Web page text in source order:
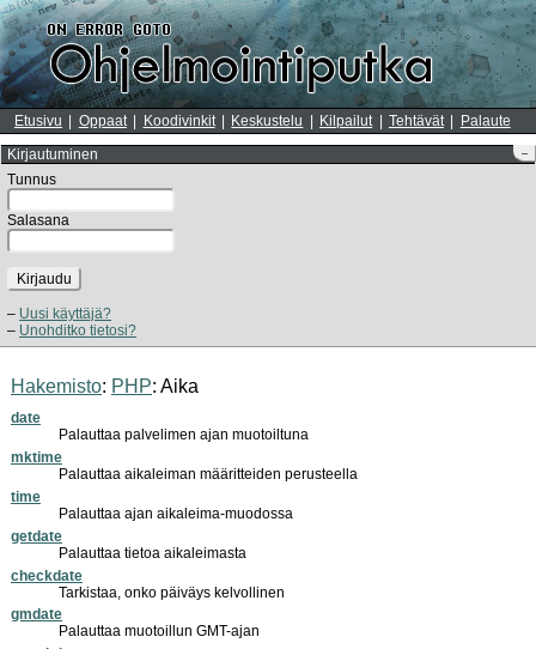
Etusivu Oppaat Koodivinkit Keskustelu Kilpailut Tehtävät Palaute
–
Kirjautuminen
Tunnus
Salasana
Kirjaudu
Uusi käyttäjä?
Unohditko tietosi?
Hakemisto: PHP: Aika
date
Palauttaa palvelimen ajan muotoiltuna
mktime
Palauttaa aikaleiman määritteiden perusteella
time
Palauttaa ajan aikaleima-muodossa
getdate
Palauttaa tietoa aikaleimasta
checkdate
Tarkistaa, onko päiväys kelvollinen
gmdate
Palauttaa muotoillun GMT-ajan